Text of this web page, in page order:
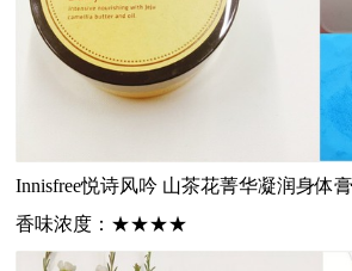
Innisfree悦诗风吟 山茶花菁华凝润身体
香味浓度 ： ★★★★